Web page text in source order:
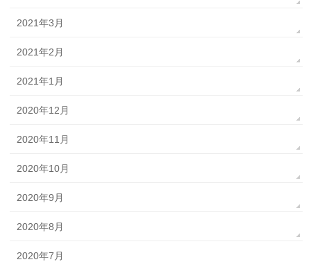
2021年3月
2021年2月
2021年1月
2020年12月
2020年11月
2020年10月
2020年9月
2020年8月
2020年7月